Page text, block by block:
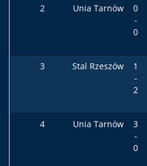
2 Unia Tarnów
0
-
0
3 Stal Rzeszów
1
-
2
4 Unia Tarnów
3
-
0